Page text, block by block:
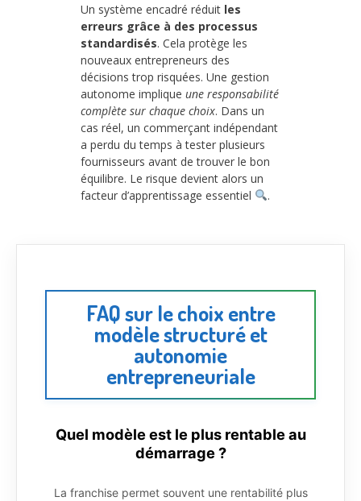
Un système encadré réduit les
erreurs grâce à des processus
standardisés. Cela protège les
nouveaux entrepreneurs des
décisions trop risquées. Une gestion
autonome implique une responsabilité
complète sur chaque choix. Dans un
cas réel, un commerçant indépendant
a perdu du temps à tester plusieurs
fournisseurs avant de trouver le bon
équilibre. Le risque devient alors un
facteur d’apprentissage essentiel
.
FAQ sur le choix entre
modèle structuré et
autonomie
entrepreneuriale
Quel modèle est le plus rentable au
démarrage ?
La franchise permet souvent une rentabilité plus